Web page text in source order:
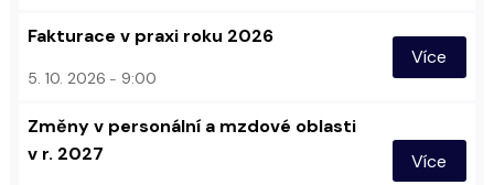
Fakturace v praxi roku 2026
5. 10. 2026 9:00
Více
Změny v personální a mzdové oblasti
v r. 2027
Více